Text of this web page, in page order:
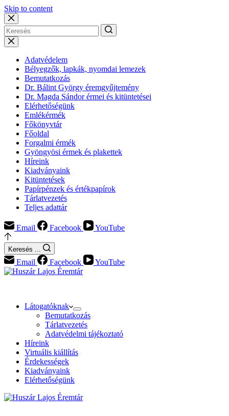
Skip to content
Adatvédelem
Bélyegzők, lapkák, nyomdai lemezek
Bemutatkozás
Dr. Bálint György éremgyűjtemény
Dr. Magda Sándor érmei és kitüntetései
Elérhetőségünk
Emlékérmék
Főkönyvtár
Főoldal
Forgalmi érmék
Gyöngyösi érmek és plakettek
Híreink
Kiadványaink
Kitüntetések
Papírpénzek és értékpapírok
Tárlatvezetés
Teljes adattár
Email Facebook YouTube
Keresés ...
Email Facebook YouTube
Látogatóknak
Bemutatkozás
Tárlatvezetés
Adatvédelmi tájékoztató
Híreink
Virtuális kiállítás
Érdekességek
Kiadványaink
Elérhetőségünk